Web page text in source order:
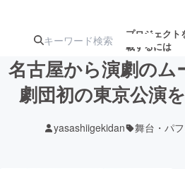
プロジェクト
載するには
ターン
注目の新着プロ
ジェクト
ロ
名古屋から演劇のム
劇団初の東京公演
yasashiigekidan 舞台・パ